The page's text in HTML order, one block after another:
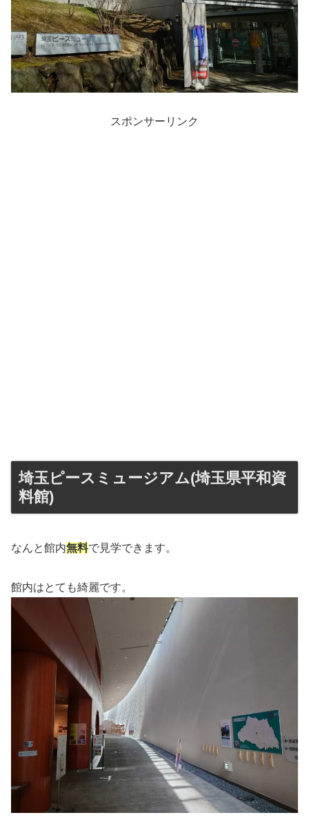
スポンサーリンク
埼玉ピースミュージアム(埼玉県平和資
料館)
なんと館内無料で見学できます。
館内はとても綺麗です。